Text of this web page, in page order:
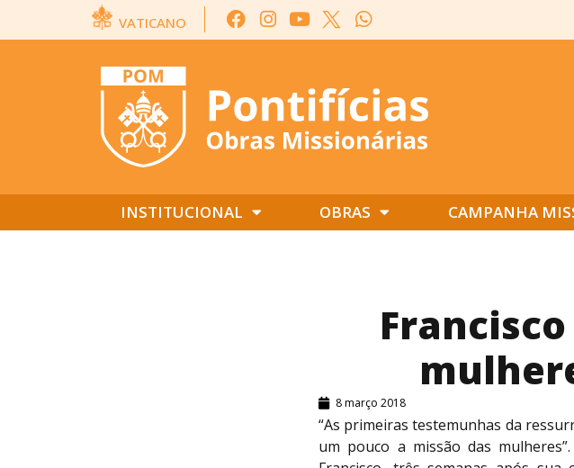
VATICANO
INSTITUCIONAL OBRAS CAMPANHA
8 março 2018
“As primeiras testemunhas da
um pouco a missão das